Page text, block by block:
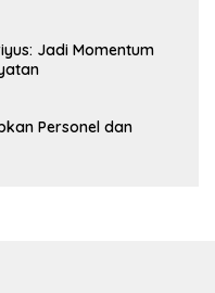
Jadi Momentum
Personel dan